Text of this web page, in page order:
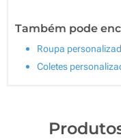
Também pode
Roupa
Coletes